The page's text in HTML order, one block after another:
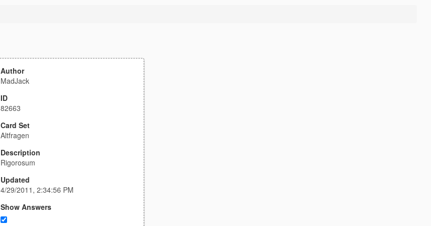
Author
MadJack
ID
82663
Card Set
Altfragen
Description
Rigorosum
Updated
4/29/2011, 2:34:56 PM
Show Answers